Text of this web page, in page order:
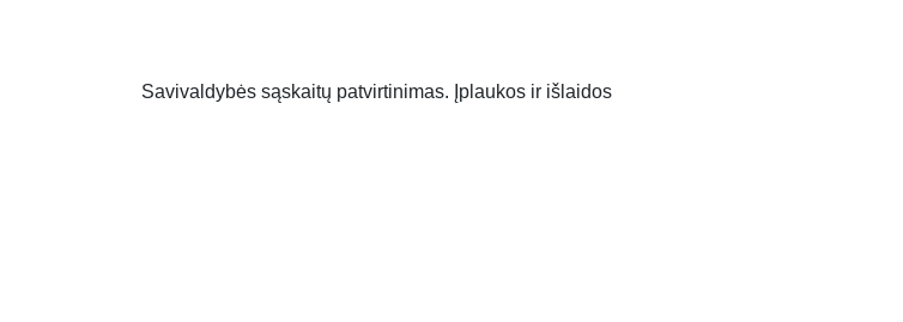
Savivaldybės sąskaitų patvirtinimas. Įplaukos ir išlaidos